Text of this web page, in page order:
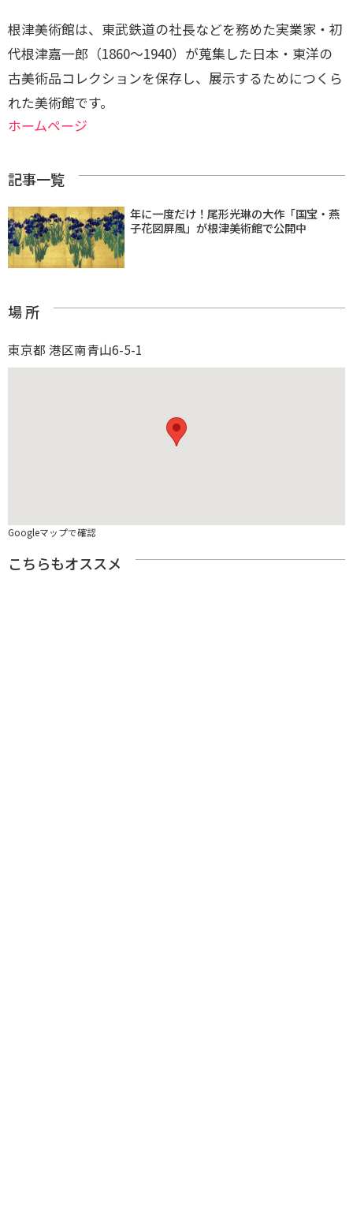
根津美術館は、東武鉄道の社長などを務めた実業家・初
代根津嘉一郎（1860～1940）が蒐集した日本・東洋の
古美術品コレクションを保存し、展示するためにつくら
れた美術館です。
ホームページ
記事一覧
年に一度だけ！尾形光琳の大作「国宝・燕
子花図屏風」が根津美術館で公開中
場 所
東京都 港区南青山6-5-1
Googleマップで確認
こちらもオススメ